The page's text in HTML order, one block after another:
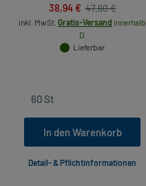
38,94 € 47,60 €
inkl. MwSt. Gratis-Versand innerhalb
D.
Lieferbar
In den Warenkorb
Detail- & Pflichtinformationen